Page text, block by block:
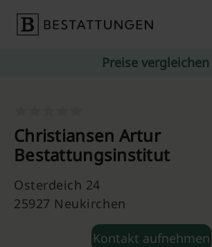
Preise vergleichen
Christiansen Artur
Bestattungsinstitut
Osterdeich 24
25927 Neukirchen
Kontakt aufnehmen